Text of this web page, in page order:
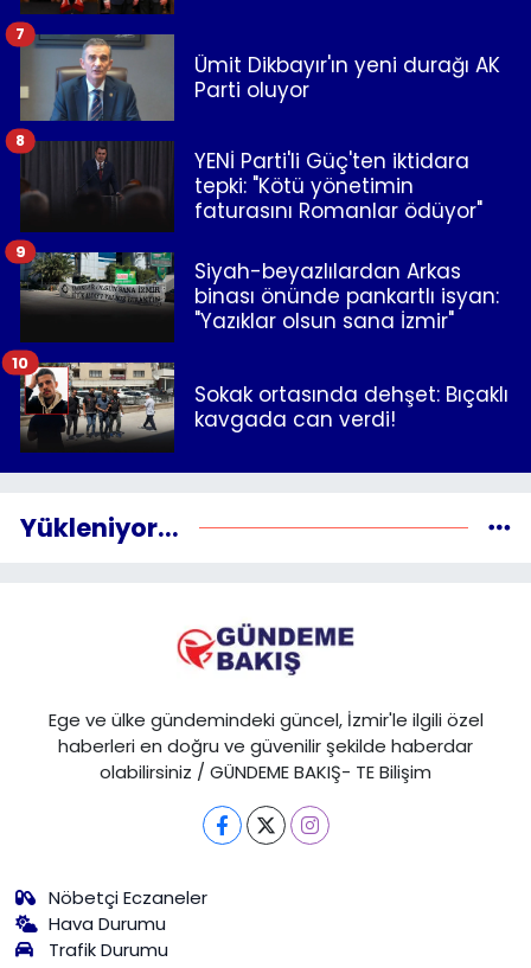
Ümit Dikbayır'ın yeni durağı AK
Parti oluyor
7
YENİ Parti'li Güç'ten iktidara
tepki: "Kötü yönetimin
faturasını Romanlar ödüyor"
8
Siyah-beyazlılardan Arkas
binası önünde pankartlı isyan:
"Yazıklar olsun sana İzmir"
9
Sokak ortasında dehşet: Bıçaklı
kavgada can verdi!
10
Yükleniyor...
Ege ve ülke gündemindeki güncel, İzmir'le ilgili özel
haberleri en doğru ve güvenilir şekilde haberdar
olabilirsiniz / GÜNDEME BAKIŞ- TE Bilişim
Nöbetçi Eczaneler
Hava Durumu
Trafik Durumu